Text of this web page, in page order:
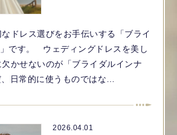
ドレス選びをお手伝いする「ブライ
です。 ウェディングドレスを美し
かせないのが「ブライダルインナ
日常的に使うものではな…
2026.04.01